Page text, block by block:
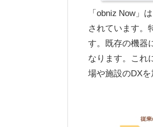
「obniz Now」
されています。
す。既存の機器
なります。これ
場や施設のDXを